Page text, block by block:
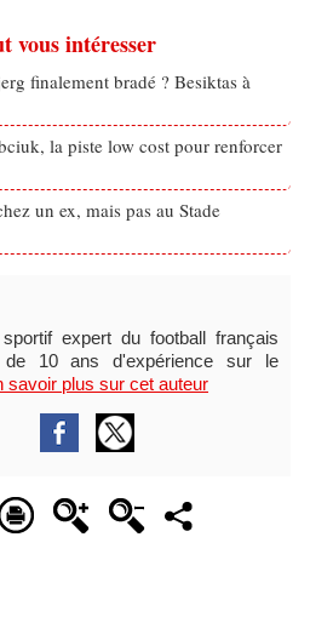
vous intéresser
finalement bradé ? Besiktas à
la piste low cost pour renforcer
un ex, mais pas au Stade
expert du football français
10 ans d'expérience sur le
savoir plus sur cet auteur